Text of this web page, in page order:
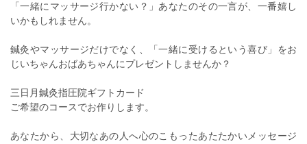
「一緒にマッサージ行かない？」あなたのその一言が、一番嬉し
いかもしれません。
鍼灸やマッサージだけでなく、「一緒に受けるという喜び」をお
じいちゃんおばあちゃんにプレゼントしませんか？
三日月鍼灸指圧院ギフトカード
ご希望のコースでお作りします。
あなたから、大切なあの人へ心のこもったあたたかいメッセージ